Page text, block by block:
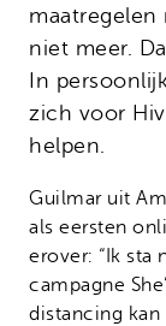
niet meer.
In
zich voor
helpen.
Guilmar uit
als eersten
erover: “Ik sta
campagne
distancing